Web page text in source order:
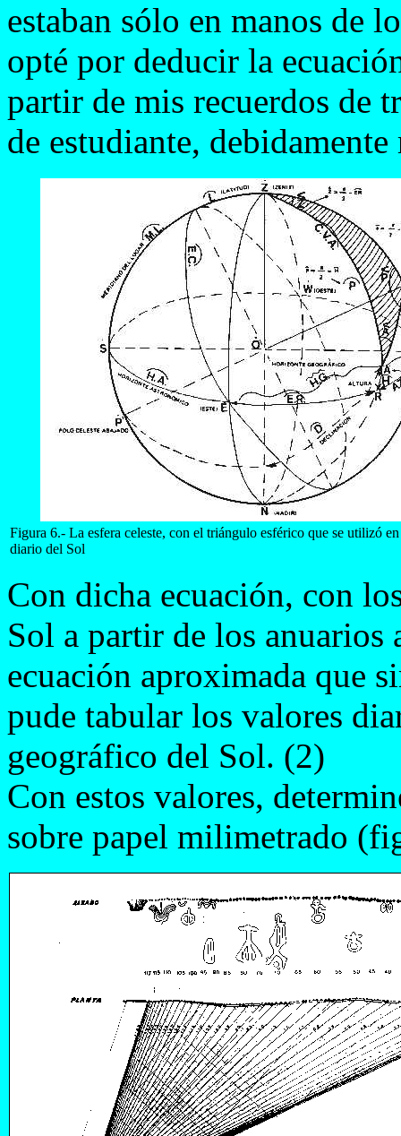
estaban sólo en manos de
opté por deducir la
partir de mis recuerdos de
de estudiante,
Figura 6.- La esfera celeste, con el triángulo esférico que se utilizó
diario del Sol
Con dicha ecuación, con
Sol a partir de los
ecuación aproximada que
pude tabular los valores
geográfico del Sol. (2)
Con estos valores,
sobre papel milimetrado